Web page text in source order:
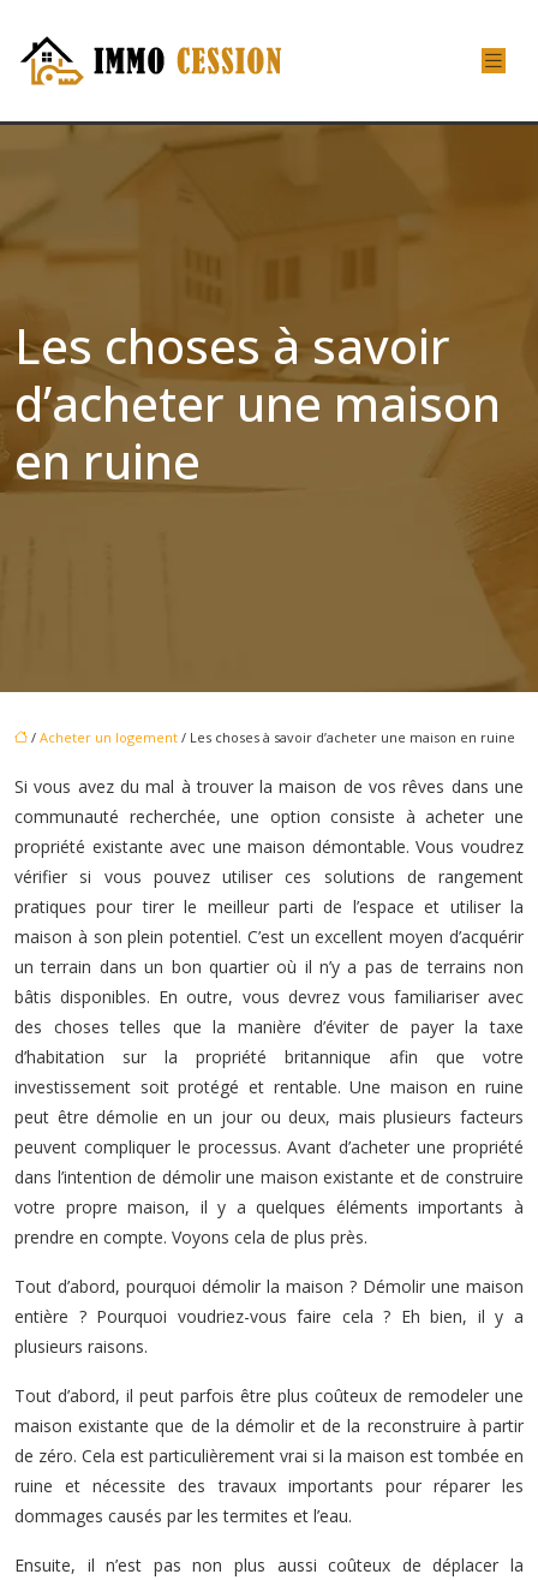
Les choses à savoir
d’acheter une maison
en ruine
/ Acheter un logement / Les choses à savoir d’acheter une maison en ruine
Si vous avez du mal à trouver la maison de vos rêves dans une
communauté recherchée, une option consiste à acheter une
propriété existante avec une maison démontable. Vous voudrez
vérifier si vous pouvez utiliser ces solutions de rangement
pratiques pour tirer le meilleur parti de l’espace et utiliser la
maison à son plein potentiel. C’est un excellent moyen d’acquérir
un terrain dans un bon quartier où il n’y a pas de terrains non
bâtis disponibles. En outre, vous devrez vous familiariser avec
des choses telles que la manière d’éviter de payer la taxe
d’habitation sur la propriété britannique afin que votre
investissement soit protégé et rentable. Une maison en ruine
peut être démolie en un jour ou deux, mais plusieurs facteurs
peuvent compliquer le processus. Avant d’acheter une propriété
dans l’intention de démolir une maison existante et de construire
votre propre maison, il y a quelques éléments importants à
prendre en compte. Voyons cela de plus près.
Tout d’abord, pourquoi démolir la maison ? Démolir une maison
entière ? Pourquoi voudriez-vous faire cela ? Eh bien, il y a
plusieurs raisons.
Tout d’abord, il peut parfois être plus coûteux de remodeler une
maison existante que de la démolir et de la reconstruire à partir
de zéro. Cela est particulièrement vrai si la maison est tombée en
ruine et nécessite des travaux importants pour réparer les
dommages causés par les termites et l’eau.
Ensuite, il n’est pas non plus aussi coûteux de déplacer la